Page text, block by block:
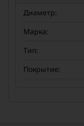
Диаметр:
Марка:
Тип:
Покрытие: